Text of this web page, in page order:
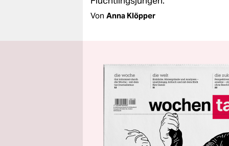
Von Anna Klöpper